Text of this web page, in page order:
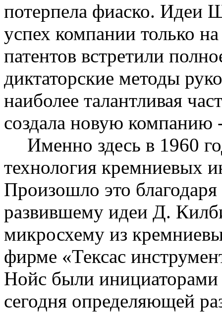
потерпела фиаско. Идеи
успех компании только
патентов встретили
диктаторские методы
наиболее талантливая
создала новую компанию
Именно здесь в 1960
технология кремниевых
Произошло это
развившему идеи Д.
микросхему из
фирме «Тексас
Нойс были
сегодня определяющей